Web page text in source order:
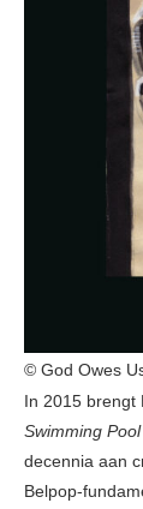
© God Owes
In 2015 brengt
Swimming Pool
decennia aan
Belpop-